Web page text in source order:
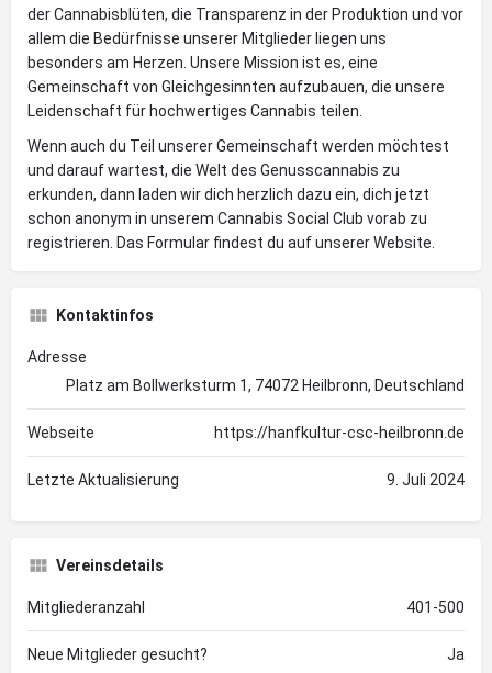
der Cannabisblüten, die Transparenz in der Produktion und vor
allem die Bedürfnisse unserer Mitglieder liegen uns
besonders am Herzen. Unsere Mission ist es, eine
Gemeinschaft von Gleichgesinnten aufzubauen, die unsere
Leidenschaft für hochwertiges Cannabis teilen.
Wenn auch du Teil unserer Gemeinschaft werden möchtest
und darauf wartest, die Welt des Genusscannabis zu
erkunden, dann laden wir dich herzlich dazu ein, dich jetzt
schon anonym in unserem Cannabis Social Club vorab zu
registrieren. Das Formular findest du auf unserer Website.
Kontaktinfos
Adresse
Platz am Bollwerksturm 1, 74072 Heilbronn, Deutschland
Webseite https://hanfkultur-csc-heilbronn.de
Letzte Aktualisierung 9. Juli 2024
Vereinsdetails
Mitgliederanzahl 401-500
Neue Mitglieder gesucht? Ja